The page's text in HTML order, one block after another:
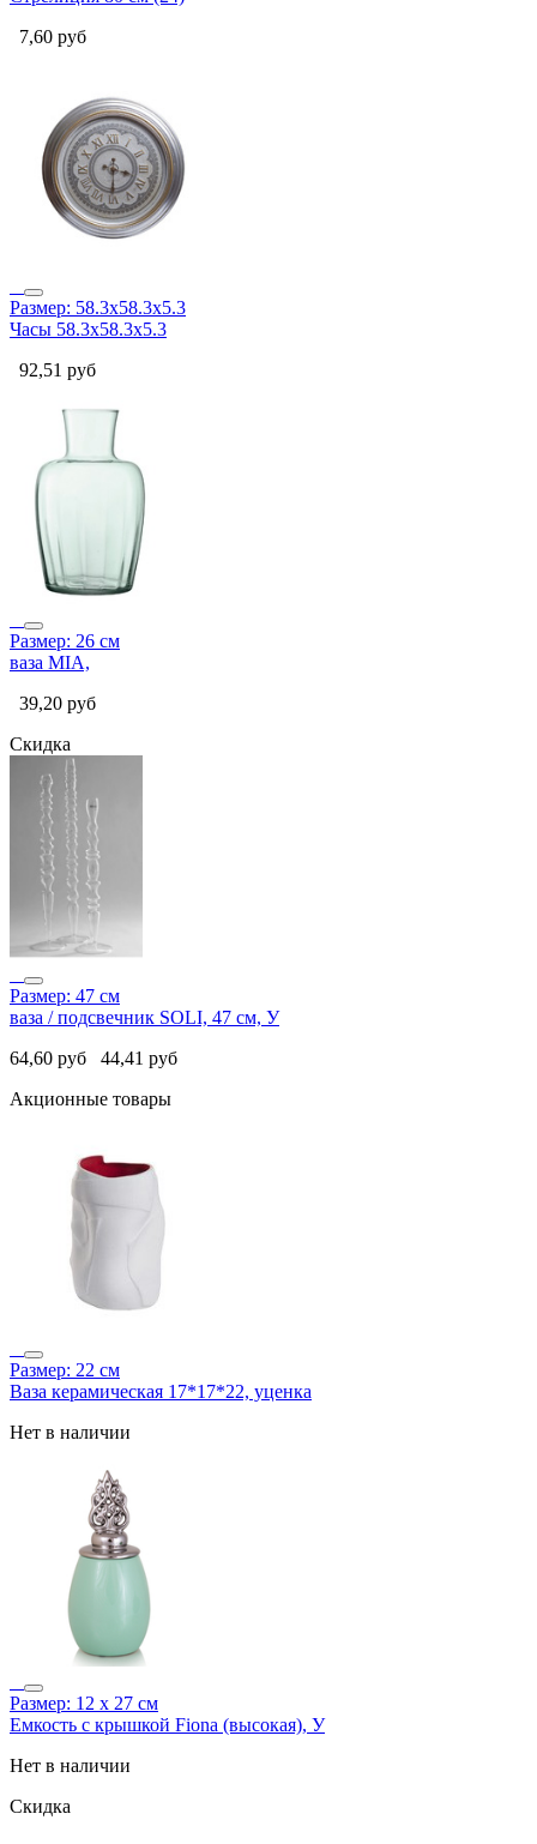
7,60 руб
Размер: 58.3х58.3х5.3
Часы 58.3х58.3х5.3
92,51 руб
Размер: 26 см
ваза MIA,
39,20 руб
Скидка
Размер: 47 см
ваза / подсвечник SOLI, 47 см, У
64,60 руб 44,41 руб
Акционные товары
Размер: 22 см
Ваза керамическая 17*17*22, уценка
Нет в наличии
Размер: 12 х 27 см
Емкость с крышкой Fiona (высокая), У
Нет в наличии
Скидка